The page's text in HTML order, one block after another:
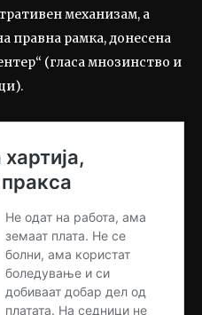
механизам, а
правна рамка, донесена
(гласа мнозинство и